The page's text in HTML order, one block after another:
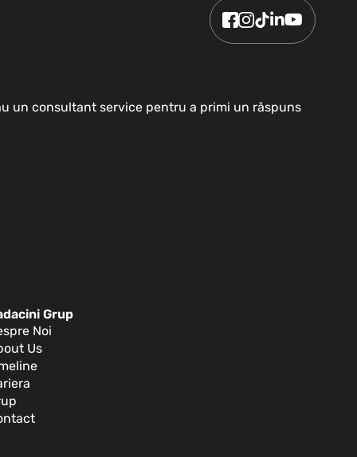
un consultant service pentru a primi un răspuns
Grup
Noi
Us